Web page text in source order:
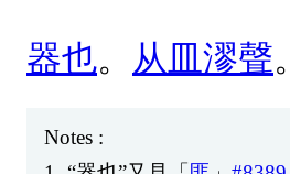
器也。 从 皿 漻聲。
Notes :